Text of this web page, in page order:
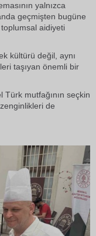
yalnızca
geçmişten bugüne
toplumsal aidiyeti
kültürü değil, aynı
taşıyan önemli bir
Türk mutfağının seçkin
de